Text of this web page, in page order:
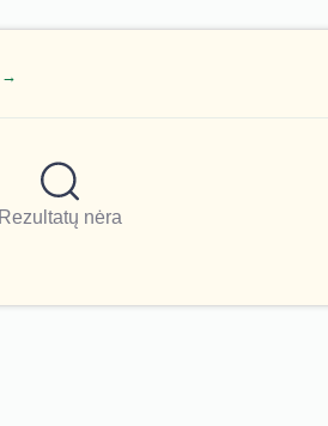
→
Rezultatų nėra